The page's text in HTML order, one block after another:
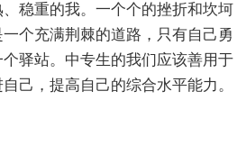
稳重的我。一个个的挫折和坎坷
个充满荆棘的道路，只有自己勇
驿站。中专生的我们应该善用于
己，提高自己的综合水平能力。